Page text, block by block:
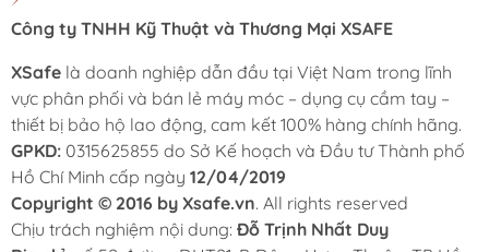
Công ty TNHH Kỹ Thuật và Thương Mại XSAFE
XSafe là doanh nghiệp dẫn đầu tại Việt Nam trong lĩnh
vực phân phối và bán lẻ máy móc – dụng cụ cầm tay –
thiết bị bảo hộ lao động, cam kết 100% hàng chính hãng.
GPKD: 0315625855 do Sở Kế hoạch và Đầu tư Thành phố
Hồ Chí Minh cấp ngày 12/04/2019
Copyright © 2016 by Xsafe.vn. All rights reserved
Chịu trách nghiệm nội dung: Đỗ Trịnh Nhất Duy